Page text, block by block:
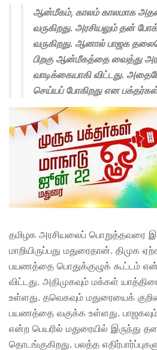
ஆன்மீகம், காலம் காலமாக
வருகிறது. அரசியலும் தன்
வருகிறது. ஆனால் பாஜக
பிறகு ஆன்மீகத்தை வைத்து
வாடிக்கையாகி விட்டது.
செய்யப் போகிறது என
தமிழக அரசியலைப் பொறுத்தவரை
மாறியிருப்பது மதுரைதான். திமுக
பயணத்தை பொதுக்குழுக் கூட்டம்
விட்டது. அதிமுகவும் மக்கள்
உள்ளது. தவெகவும் மதுரையைக்
பயணத்தை வகுக்க உள்ளது. பாஜகவும்
என்ற பெயரில் மதுரையில் இருந்து
தொடங்குகிறது. பலத்த